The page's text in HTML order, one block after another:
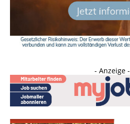
- Anzeige -